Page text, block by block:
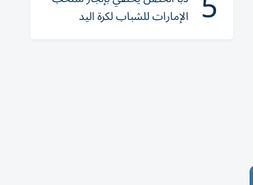
الإمارات للشباب لكرة اليد